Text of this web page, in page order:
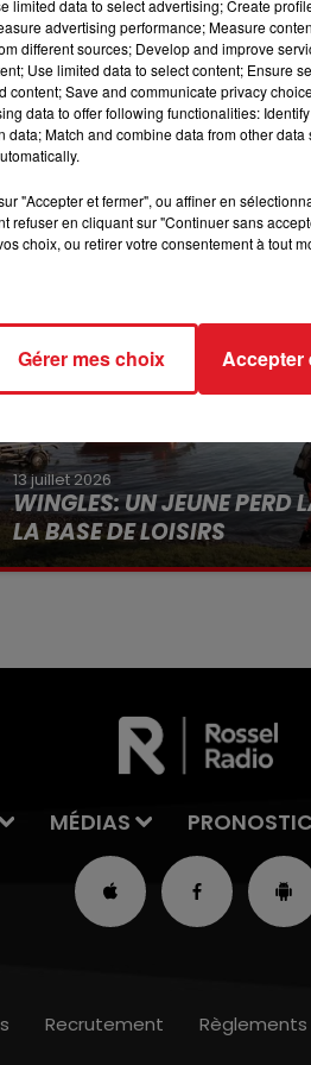
10h00 - 12h00
RDL WEEKEND
estivale.
a pu être sauvée.
la noyade à Wimereuxalors
13 juillet 2026
WINGLES: UN JEUNE PERD
LA BASE DE LOISIRS
La victime a coulé à pic
MÉDIAS
Recrutement Règlements
limited data to select advertising; Create
advertising performance; Measure
different sources; Develop and improve
Use limited data to select content; Ensure
content; Save and communicate privacy
data to offer following functionalities:
Match and combine data from other
"Accepter et fermer", ou affiner en
refuser en cliquant sur "Continuer sans
choix, ou retirer votre consentement à tout
Gérer mes choix Accepter